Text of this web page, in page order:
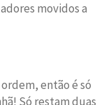
movidos a
então é só
Só restam duas